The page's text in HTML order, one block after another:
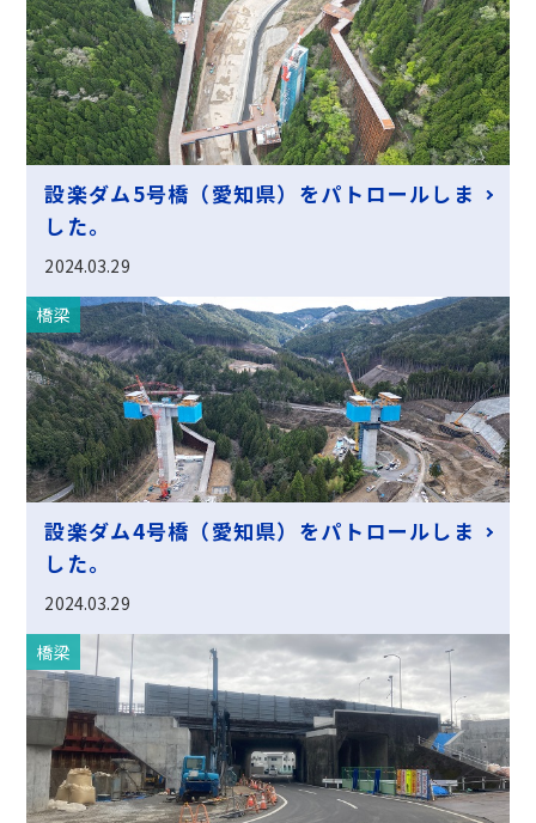
設楽ダム5号橋（愛知県）をパトロールしま
した。
2024.03.29
橋梁
設楽ダム4号橋（愛知県）をパトロールしま
した。
2024.03.29
橋梁